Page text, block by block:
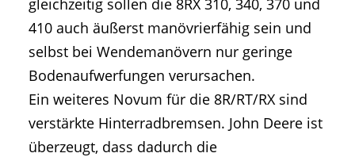
410 auch äußerst manövrierfähig sein und
selbst bei Wendemanövern nur geringe
Bodenaufwerfungen verursachen.
Ein weiteres Novum für die 8R/RT/RX sind
verstärkte Hinterradbremsen. John Deere ist
überzeugt, dass dadurch die